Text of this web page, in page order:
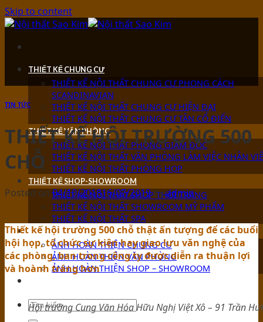
Skip to content
THIẾT KẾ CHUNG CƯ
THIẾT KẾ NỘI THẤT CHUNG CƯ PHONG CÁCH
SCANDINAVIAN
THIẾT KẾ NỘI THẤT CHUNG CƯ HIỆN ĐẠI
THIẾT KẾ NỘI THẤT CHUNG CƯ TÂN CỔ ĐIỂN
THIẾT KẾ VĂN PHÒNG
THIẾT KẾ NỘI THẤT PHÒNG GIÁM ĐỐC
THIẾT KẾ NỘI THẤT VĂN PHÒNG LÀM VIỆC NHÂN
THIẾT KẾ NỘI THẤT PHÒNG HỌP
THIẾT KẾ SHOP-SHOWROOM
THIẾT KẾ NỘI THẤT SHOP THỜI TRANG
THIẾT KẾ NỘI THẤT SHOWROOM MỸ PHẨM
THIẾT KẾ NỘI THẤT SPA
ẢNH HOÀN THIỆN
ẢNH HOÀN THIỆN CHUNG CƯ
ẢNH HOÀN THIỆN VĂN PHÒNG
ẢNH HOÀN THIỆN SHOP – SHOWROOM
TIN TỨC
THIẾT KẾ HỘI TRƯỜNG 500
CHỖ
Posted on04/10/201816/07/2019byadmin
Thiết kế hội trường 500 chỗ thật ấn tượng để các buổi
hội họp, tổ chức sự kiện hay giao lưu văn nghệ của
các phòng, ban trong công ty được diễn ra thuận lợi
và hoành tráng hơn
Hội trường Cung Văn Hóa Hữu Nghị Việt Xô – 91 Trần